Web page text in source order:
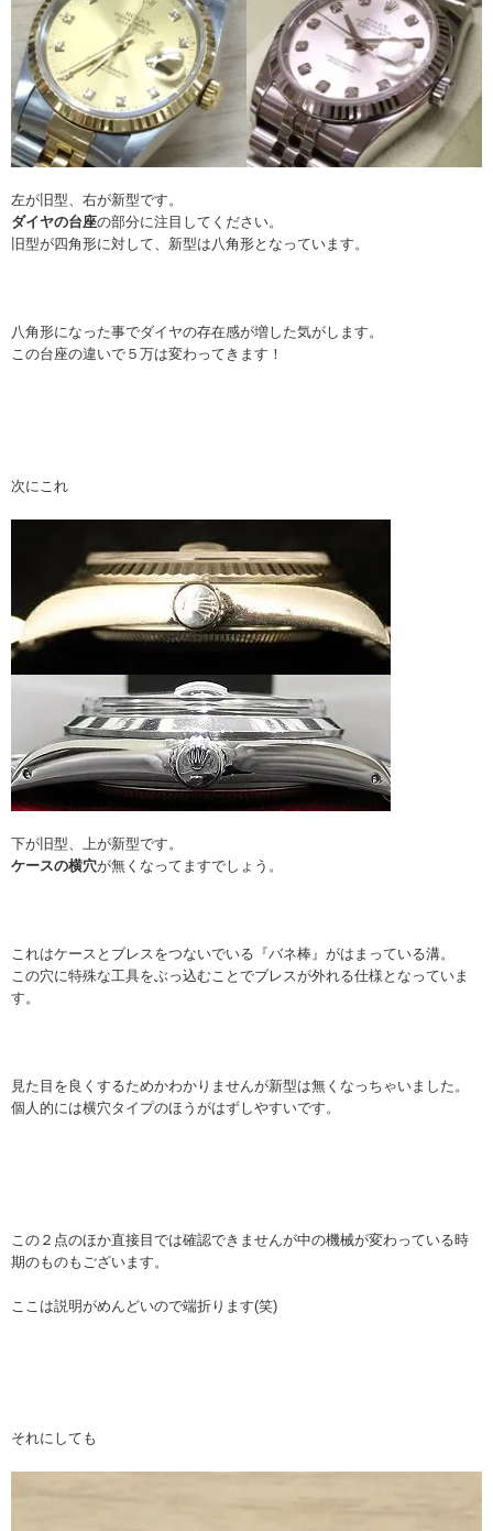
左が旧型、右が新型です。
ダイヤの台座の部分に注目してください。
旧型が四角形に対して、新型は八角形となっています。
八角形になった事でダイヤの存在感が増した気がします。
この台座の違いで５万は変わってきます！
次にこれ
下が旧型、上が新型です。
ケースの横穴が無くなってますでしょう。
これはケースとブレスをつないでいる『バネ棒』がはまっている溝。
この穴に特殊な工具をぶっ込むことでブレスが外れる仕様となっていま
す。
見た目を良くするためかわかりませんが新型は無くなっちゃいました。
個人的には横穴タイプのほうがはずしやすいです。
この２点のほか直接目では確認できませんが中の機械が変わっている時
期のものもございます。
ここは説明がめんどいので端折ります(笑)
それにしても